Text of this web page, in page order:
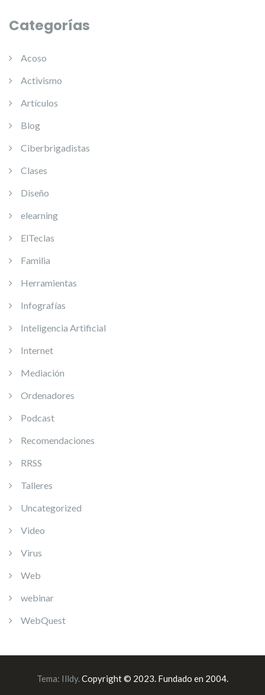
Categorías
Acoso
Activismo
Artículos
Blog
Ciberbrigadistas
Clases
Diseño
elearning
ElTeclas
Familia
Herramientas
Infografías
Inteligencia Artificial
Internet
Mediación
Ordenadores
Podcast
Recomendaciones
RRSS
Talleres
Uncategorized
Video
Virus
Web
webinar
WebQuest
Tema: Illdy.Copyright © 2023. Fundado en 2004.